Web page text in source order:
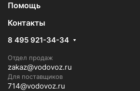
Помощь
Контакты
8 495 921-34-34
Отдел продаж
zakaz@vodovoz.ru
Для поставщиков
714@vodovoz.ru